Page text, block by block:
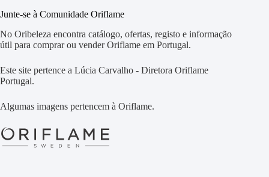
Junte-se à Comunidade Oriflame
No Oribeleza encontra catálogo, ofertas, registo e informação
útil para comprar ou vender Oriflame em Portugal.
Este site pertence a Lúcia Carvalho - Diretora Oriflame
Portugal.
Algumas imagens pertencem à Oriflame.